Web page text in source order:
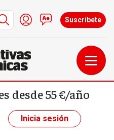
Menú de cuenta de
Iniciar sesión
Contacto
Suscríbete
desde 55 €/año
Inicia sesión